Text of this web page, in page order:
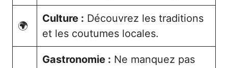
🌍
Culture : Découvrez les traditions
et les coutumes locales.
Gastronomie : Ne manquez pas